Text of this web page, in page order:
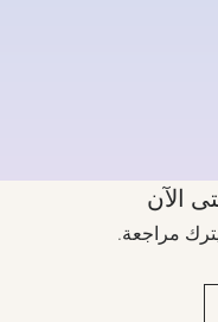
الآن
مراجعة.